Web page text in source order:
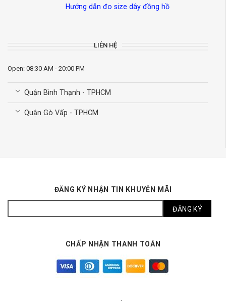
Hướng dẫn đo size dây đồng hồ
LIÊN HỆ
Open: 08:30 AM - 20:00 PM
Quận Bình Thạnh - TPHCM
Quận Gò Vấp - TPHCM
ĐĂNG KÝ NHẬN TIN KHUYỄN MÃI
CHẤP NHẬN THANH TOÁN